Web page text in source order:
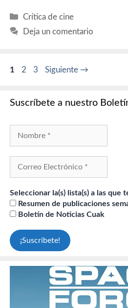
Categorías
Crítica de cine
Deja un comentario
Página
1 Página
2 Página
3 Siguiente →
Suscríbete a nuestro
Seleccionar la(s) lista(s) a las que
Resumen de publicaciones
Boletín de Noticias Cuak